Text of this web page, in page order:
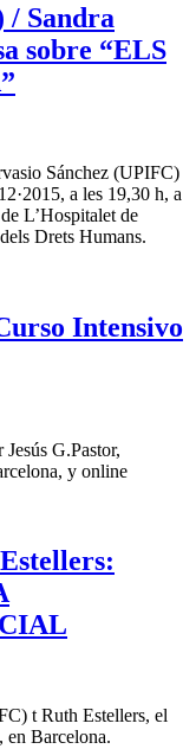
/ Sandra
sobre “ELS
Sánchez (UPIFC)
a les 19,30 h, a
L’Hospitalet de
Drets Humans.
Intensivo
G.Pastor,
y online
t Ruth Estellers, el
en Barcelona.